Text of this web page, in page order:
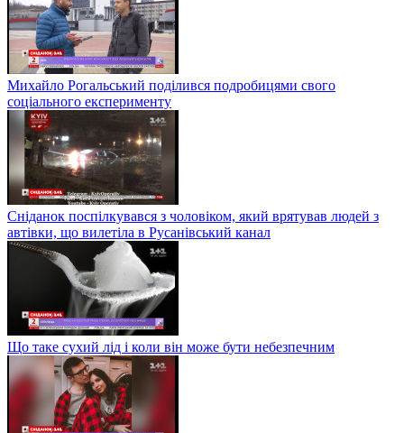
Михайло Рогальський поділився подробицями свого
соціального експерименту
Сніданок поспілкувався з чоловіком, який врятував людей з
автівки, що вилетіла в Русанівський канал
Що таке сухий лід і коли він може бути небезпечним